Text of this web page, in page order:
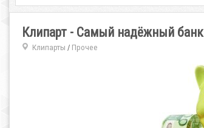
Клипарт - Самый надёжный банк
Клипарты / Прочее